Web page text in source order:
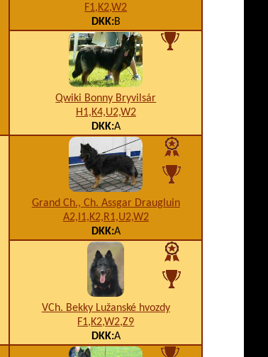
F1,K2,W2
DKK:B
Qwiki Bonny Bryvilsár
H1,K4,U2,W2
DKK:A
Grand Ch., Ch. Assgar Draugluin
A2,I1,K2,R1,U2,W2
DKK:A
VCh. Bekky Lužanské hvozdy
F1,K2,W2,Z9
DKK:A